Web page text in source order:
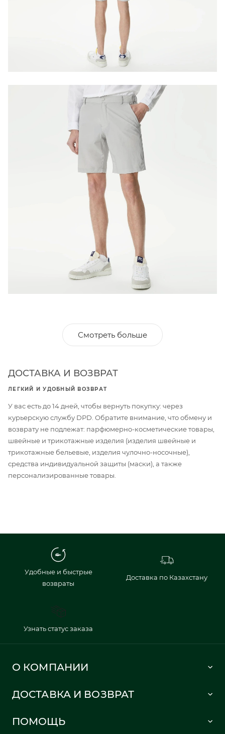
Смотреть больше
ДОСТАВКА И ВОЗВРАТ
ЛЕГКИЙ И УДОБНЫЙ ВОЗВРАТ
У вас есть до 14 дней, чтобы вернуть покупку: через
курьерскую службу DPD. Обратите внимание, что обмену и
возврату не подлежат: парфюмерно-косметические товары,
швейные и трикотажные изделия (изделия швейные и
трикотажные бельевые, изделия чулочно-носочные),
средства индивидуальной защиты (маски), а также
персонализированные товары.
Удобные и быстрые
возвраты
Доставка по Казахстану
Узнать статус заказа
О КОМПАНИИ
Политика в отношении обработки персональных данных
ДОСТАВКА И ВОЗВРАТ
Информация о доставке
ПОМОЩЬ